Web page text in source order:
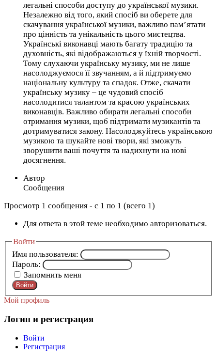
легальні способи доступу до української музики.
Незалежно від того, який спосіб ви оберете для
скачування української музики, важливо пам’ятати
про цінність та унікальність цього мистецтва.
Українські виконавці мають багату традицію та
духовність, які відображаються у їхній творчості.
Тому слухаючи українську музику, ми не лише
насолоджуємося її звучанням, а й підтримуємо
національну культуру та спадок. Отже, скачати
українську музику – це чудовий спосіб
насолодитися талантом та красою українських
виконавців. Важливо обирати легальні способи
отримання музики, щоб підтримати музикантів та
дотримуватися закону. Насолоджуйтесь українською
музикою та шукайте нові твори, які зможуть
зворушити ваші почуття та надихнути на нові
досягнення.
Автор
Сообщения
Просмотр 1 сообщения - с 1 по 1 (всего 1)
Для ответа в этой теме необходимо авторизоваться.
Войти
Имя пользователя:
Пароль:
Запомнить меня
Войти
Мой профиль
Логин и регистрация
Войти
Регистрация